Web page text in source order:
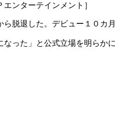
ンターテインメント］
脱退した。デビュー１０カ
った」と公式立場を明らかに